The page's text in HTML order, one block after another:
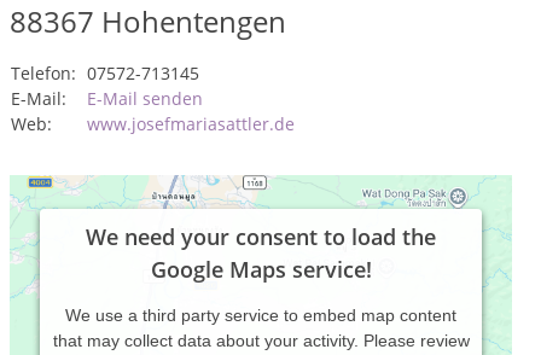
88367 Hohentengen
Telefon: 07572-713145
E-Mail:
E-Mail senden
Web:
www.josefmariasattler.de
We need your consent to load the
Google Maps service!
We use a third party service to embed map content
that may collect data about your activity. Please review